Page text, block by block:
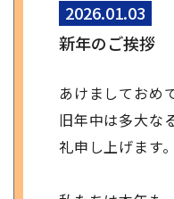
2026.01.03
新年のご挨拶
あけましておめ
旧年中は多大な
礼申し上げます。